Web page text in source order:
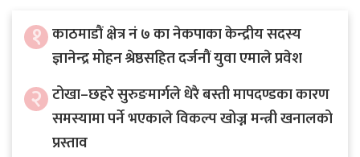
१ काठमाडौं क्षेत्र नं ७ का नेकपाका केन्द्रीय सदस्य
ज्ञानेन्द्र मोहन श्रेष्ठसहित दर्जनौं युवा एमाले प्रवेश
२ टोखा–छहरे सुरुङमार्गले धेरै बस्ती मापदण्डका कारण
समस्यामा पर्ने भएकाले विकल्प खोज्न मन्त्री खनालको
प्रस्ताव